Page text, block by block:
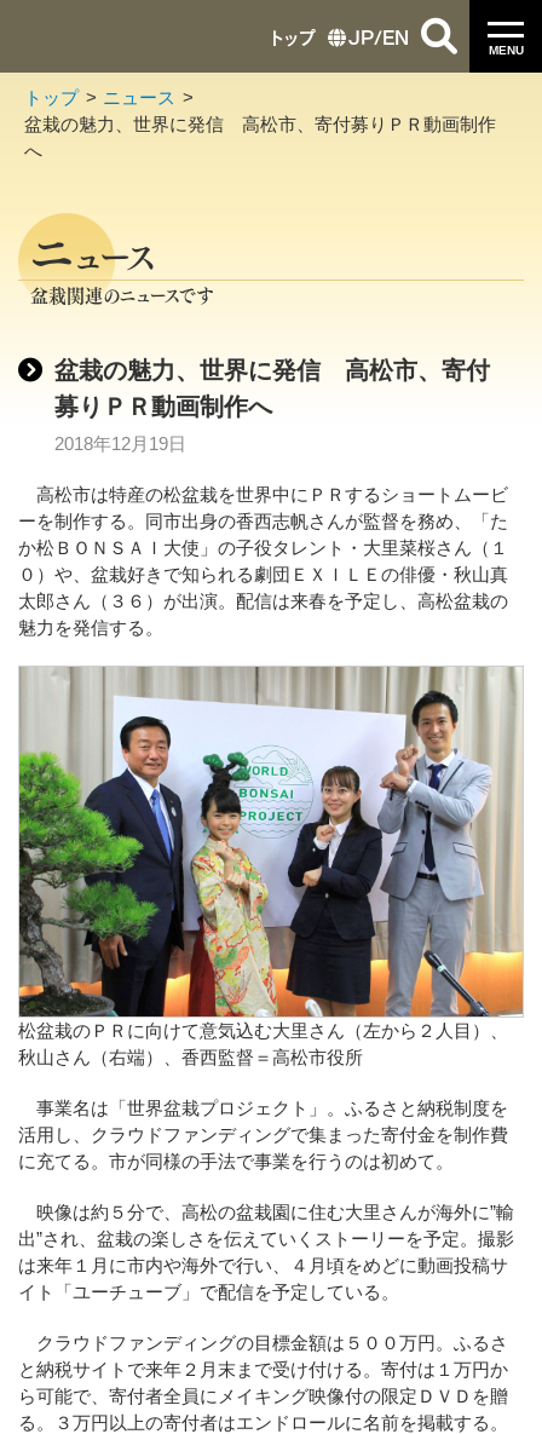
MENU
トップ JP/EN
トップ
ニュース
盆栽の魅力、世界に発信 高松市、寄付募りＰＲ動画制作
へ
ニュース
盆栽関連のニュースです
盆栽の魅力、世界に発信 高松市、寄付
募りＰＲ動画制作へ
2018年12月19日
高松市は特産の松盆栽を世界中にＰＲするショートムービ
ーを制作する。同市出身の香西志帆さんが監督を務め、「た
か松ＢＯＮＳＡＩ大使」の子役タレント・大里菜桜さん（１
０）や、盆栽好きで知られる劇団ＥＸＩＬＥの俳優・秋山真
太郎さん（３６）が出演。配信は来春を予定し、高松盆栽の
魅力を発信する。
松盆栽のＰＲに向けて意気込む大里さん（左から２人目）、
秋山さん（右端）、香西監督＝高松市役所
事業名は「世界盆栽プロジェクト」。ふるさと納税制度を
活用し、クラウドファンディングで集まった寄付金を制作費
に充てる。市が同様の手法で事業を行うのは初めて。
映像は約５分で、高松の盆栽園に住む大里さんが海外に”輸
出”され、盆栽の楽しさを伝えていくストーリーを予定。撮影
は来年１月に市内や海外で行い、４月頃をめどに動画投稿サ
イト「ユーチューブ」で配信を予定している。
クラウドファンディングの目標金額は５００万円。ふるさ
と納税サイトで来年２月末まで受け付ける。寄付は１万円か
ら可能で、寄付者全員にメイキング映像付の限定ＤＶＤを贈
る。３万円以上の寄付者はエンドロールに名前を掲載する。